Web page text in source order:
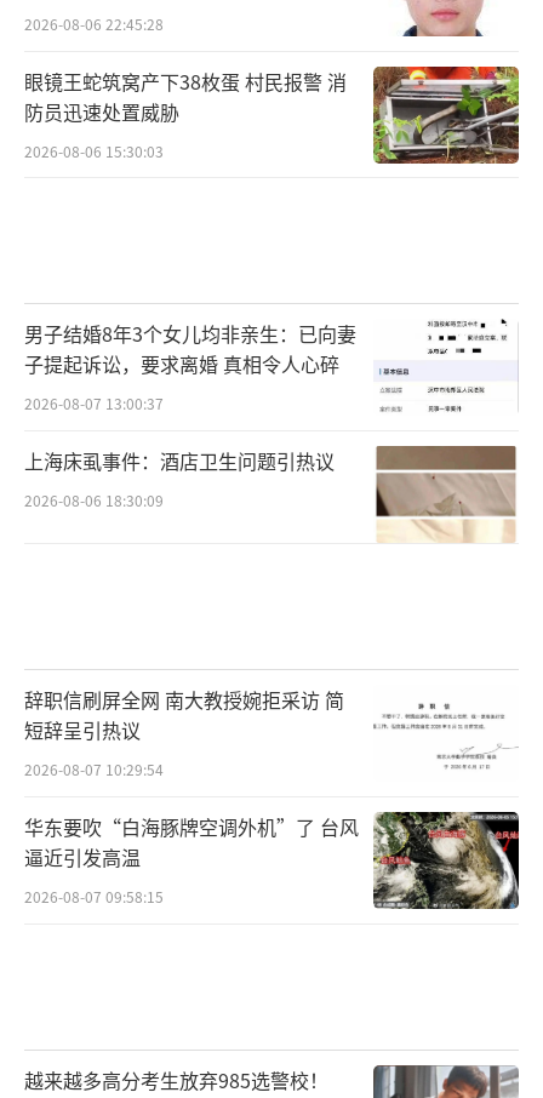
2026-08-06 22:45:28
眼镜王蛇筑窝产下38枚蛋 村民报警 消
防员迅速处置威胁
2026-08-06 15:30:03
男子结婚8年3个女儿均非亲生：已向妻
子提起诉讼，要求离婚 真相令人心碎
2026-08-07 13:00:37
上海床虱事件：酒店卫生问题引热议
2026-08-06 18:30:09
辞职信刷屏全网 南大教授婉拒采访 简
短辞呈引热议
2026-08-07 10:29:54
华东要吹“白海豚牌空调外机”了 台风
逼近引发高温
2026-08-07 09:58:15
越来越多高分考生放弃985选警校！